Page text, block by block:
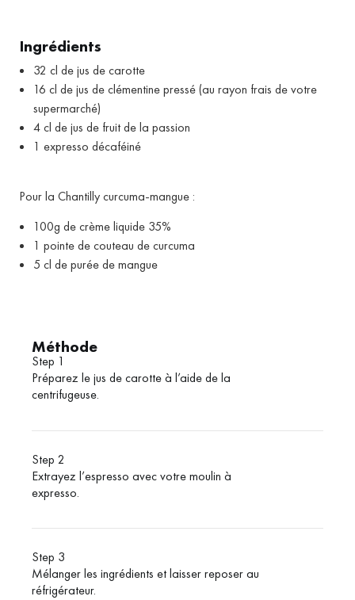
Ingrédients
32 cl de jus de carotte
16 cl de jus de clémentine pressé (au rayon frais de votre
supermarché)
4 cl de jus de fruit de la passion
1 expresso décaféiné
Pour la Chantilly curcuma-mangue :
100g de crème liquide 35%
1 pointe de couteau de curcuma
5 cl de purée de mangue
Méthode
Step 1
Préparez le jus de carotte à l’aide de la
centrifugeuse.
Step 2
Extrayez l’espresso avec votre moulin à
expresso.
Step 3
Mélanger les ingrédients et laisser reposer au
réfrigérateur.